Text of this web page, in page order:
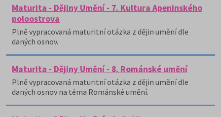
Maturita - Dějiny Umění - 7. Kultura Apeninského
poloostrova
Plně vypracovaná maturitní otázka z dějin umění dle
daných osnov.
Maturita - Dějiny Umění - 8. Románské umění
Plně vypracovaná maturitní otázka z dějin umění dle
daných osnov na téma Románské umění.